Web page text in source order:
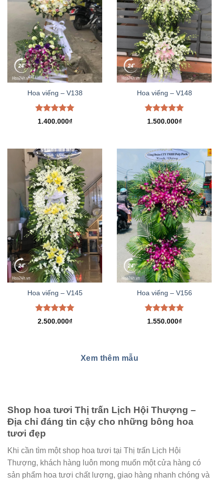
Hoa viếng – V138
Được xếp
1.400.000₫
Hoa viếng – V148
Được xếp
1.500.000₫
Hoa viếng – V145
Được xếp
2.500.000₫
Hoa viếng – V156
Được xếp
1.550.000₫
Xem thêm mẫu
Shop hoa tươi Thị trấn Lịch Hội Thượng –
Địa chỉ đáng tin cậy cho những bông hoa
tươi đẹp
Khi cần tìm một shop hoa tươi tại Thị trấn Lịch Hội
Thượng, khách hàng luôn mong muốn một cửa hàng có
sản phẩm hoa tươi chất lượng, giao hàng nhanh chóng và